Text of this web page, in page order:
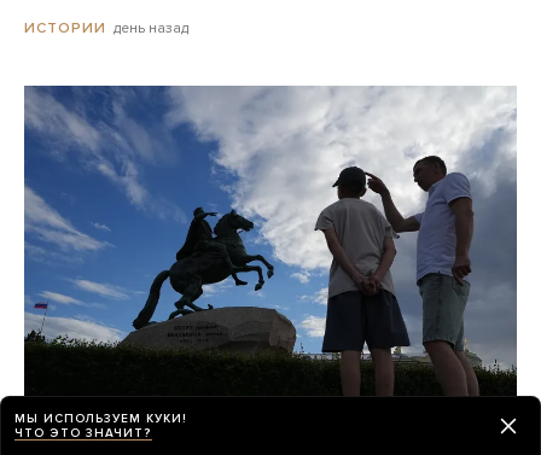
ИСТОРИИ день назад
«Виталий Выбор Миллионов», «За Питер»,
МЫ ИСПОЛЬЗУЕМ КУКИ!
ЧТО ЭТО ЗНАЧИТ?